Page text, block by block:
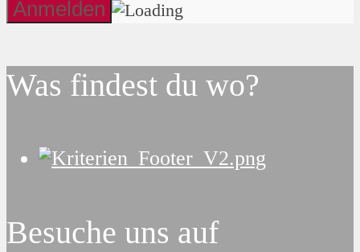
Was findest du wo?
Besuche uns auf